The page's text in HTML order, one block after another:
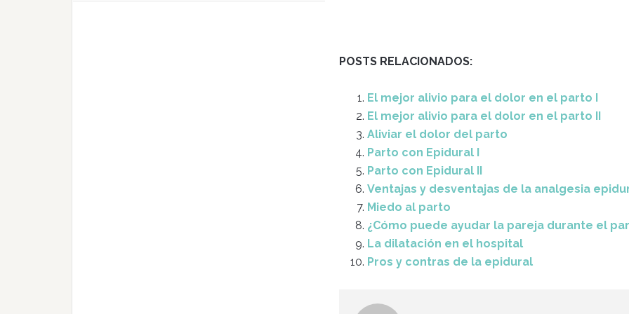
POSTS RELACIONADOS:
El mejor alivio para el dolor en el parto I
El mejor alivio para el dolor en el parto II
Aliviar el dolor del parto
Parto con Epidural I
Parto con Epidural II
Ventajas y desventajas de la analgesia
Miedo al parto
¿Cómo puede ayudar la pareja durante el
La dilatación en el hospital
Pros y contras de la epidural